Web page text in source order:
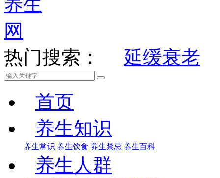
热门搜索： 延缓衰老
首页
养生知识
养生常识 养生饮食 养生禁忌 养生百科
养生人群